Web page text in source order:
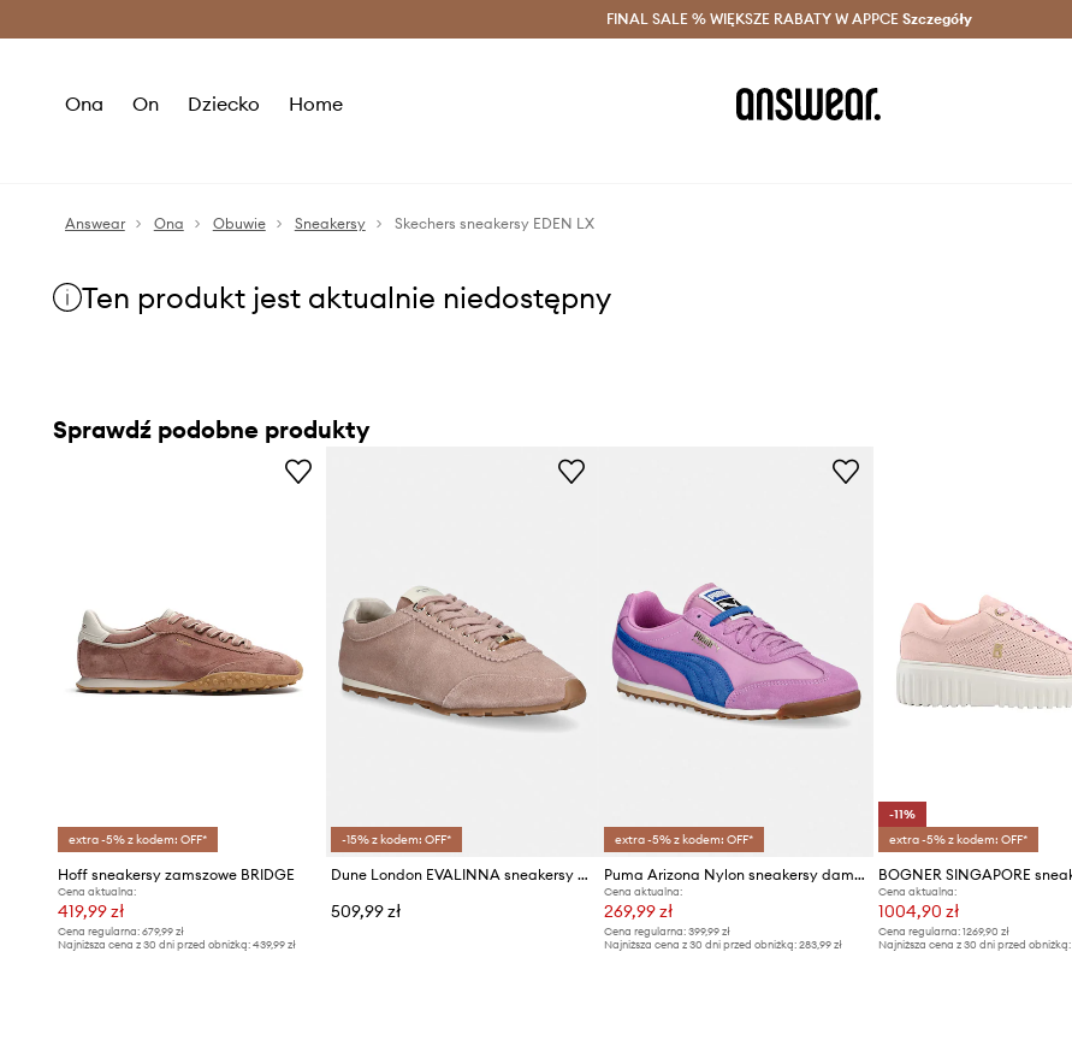
Oszczędzaj z Answear Club > Dostawa nawet w 24h >
FINAL SALE % WIĘKSZE RABATY W APPCE Szczegóły
Ona On Dziecko Home
Answear Ona Obuwie Sneakersy Skechers sneakersy EDEN LX
Ten produkt jest aktualnie niedostępny
Sprawdź podobne produkty
extra -5% z kodem: OFF*
Hoff sneakersy zamszowe BRIDGE
Cena aktualna:
419,99 zł
Cena regularna: 679,99 zł
Najniższa cena z 30 dni przed obniżką: 439,99 zł
-15% z kodem: OFF*
Dune London EVALINNA sneakersy damskie zamszowe
509,99 zł
extra -5% z kodem: OFF*
Puma Arizona Nylon sneakersy damskie
Cena aktualna:
269,99 zł
Cena regularna: 399,99 zł
Najniższa cena z 30 dni przed obniżką: 283,99 zł
-11%
extra -5% z kodem: OFF*
Cena aktualna:
1004,90 zł
Cena regularna: 1269,90 zł
Najniższa cena z 30 dni przed obniżką: